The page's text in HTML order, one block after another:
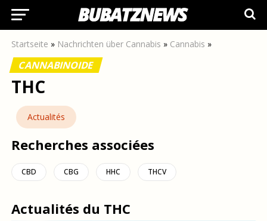
Startseite » Nachrichten über Cannabis » Cannabis »
CANNABINOIDE
THC
Actualités
Recherches associées
CBD CBG HHC THCV
Actualités du THC